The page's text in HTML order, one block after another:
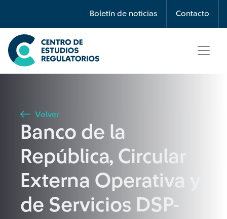
Boletín de noticias Contacto
Búsqueda
Seleccione país
Buscar
Volver
Banco de la
República, Circular
Externa Operativa y
de Servicios DSP-